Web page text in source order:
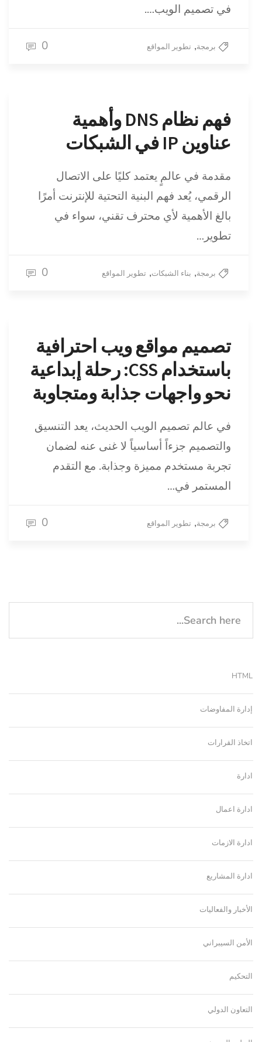
في تصميم الويب….
برمجة, تطوير المواقع 0
فهم نظام DNS وأهمية
عناوين IP في الشبكات
مقدمة في عالمٍ يعتمد كليًا على الاتصال
الرقمي، يُعد فهم البنية التحتية للإنترنت أمرًا
بالغ الأهمية لأي محترف تقني، سواء في
تطوير…
برمجة, بناء الشبكات, تطوير المواقع 0
تصميم مواقع ويب احترافية
باستخدام CSS: رحلة إبداعية
نحو واجهات جذابة ومتجاوبة
في عالم تصميم الويب الحديث، يعد التنسيق
والتصميم جزءاً أساسياً لا غنى عنه لضمان
تجربة مستخدم مميزة وجذابة. مع التقدم
المستمر في…
برمجة, تطوير المواقع 0
HTML
إدارة المفاوضات
اتخاذ القرارات
ادارة
ادارة اعمال
ادارة الازمات
ادارة المشاريع
الأخبار والفعاليات
الأمن السيبراني
التحكيم
التعاون الدولي